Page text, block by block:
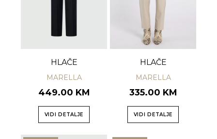
HLAČE
MARELLA
449.00 KM
VIDI DETALJE
HLAČE
MARELLA
335.00 KM
VIDI DETALJE